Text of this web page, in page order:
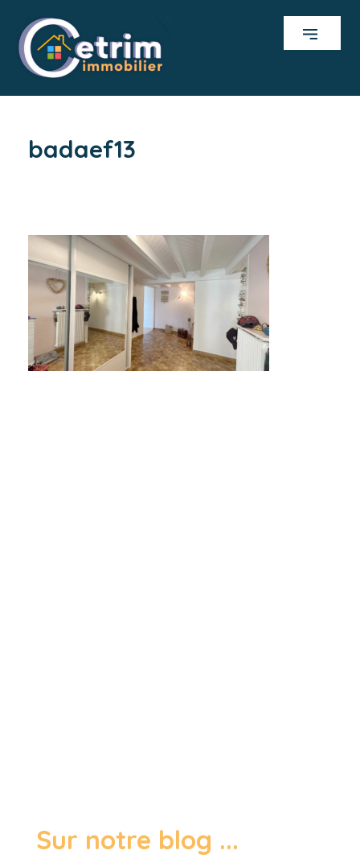
badaef13
Sur notre blog ...